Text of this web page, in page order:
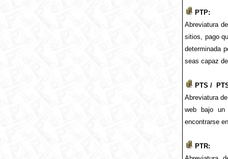
PTP:
Abreviatura
sitios, pago
determinada
seas capaz
PTS /
Abreviatura
web bajo
encontrarse
PTR: